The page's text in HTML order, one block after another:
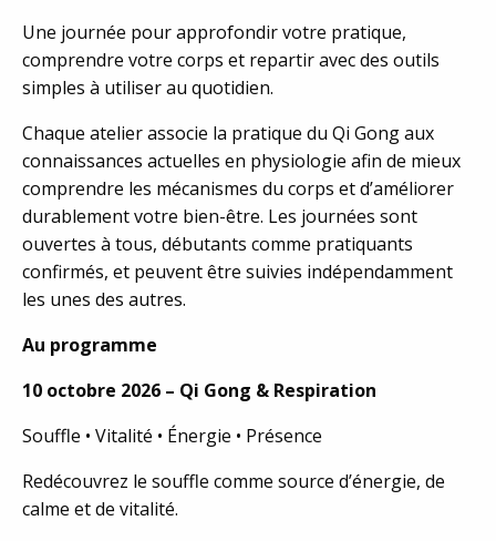
Une journée pour approfondir votre pratique,
comprendre votre corps et repartir avec des outils
simples à utiliser au quotidien.
Chaque atelier associe la pratique du Qi Gong aux
connaissances actuelles en physiologie afin de mieux
comprendre les mécanismes du corps et d’améliorer
durablement votre bien-être. Les journées sont
ouvertes à tous, débutants comme pratiquants
confirmés, et peuvent être suivies indépendamment
les unes des autres.
Au programme
10 octobre 2026 – Qi Gong & Respiration
Souffle • Vitalité • Énergie • Présence
Redécouvrez le souffle comme source d’énergie, de
calme et de vitalité.